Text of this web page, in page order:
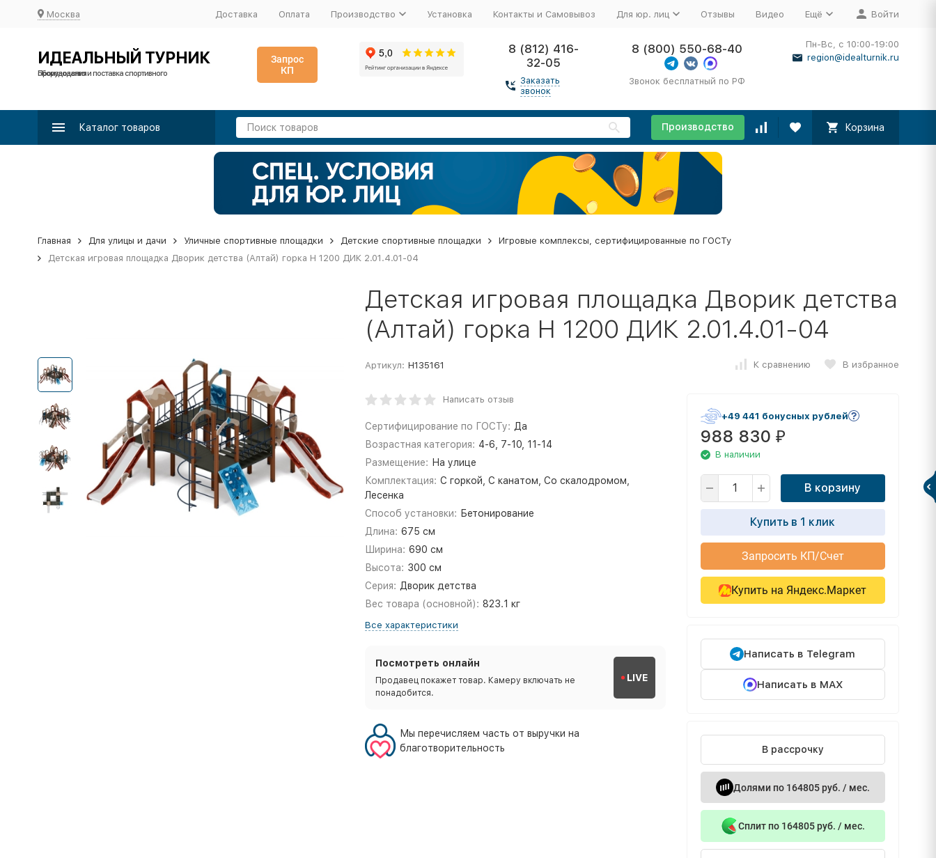
Москва Доставка Оплата Производство Установка Контакты и Самовывоз Для юр. лиц Отзывы Видео Ещё Войти
ИДЕАЛЬНЫЙ ТУРНИК
Производство и поставка спортивного оборудования
Запрос
КП
8 (812) 416-
32-05
Заказать
звонок
8 (800) 550-68-40
Звонок бесплатный по РФ
Пн-Вс, с 10:00-19:00
region@idealturnik.ru
Каталог товаров Производство Корзина
Главная Для улицы и дачи Уличные спортивные площадки Детские спортивные площадки
Игровые комплексы, сертифицированные по ГОСТу
Детская игровая площадка Дворик детства (Алтай) горка Н 1200 ДИК 2.01.4.01-04
Детская игровая площадка Дворик детства
(Алтай) горка Н 1200 ДИК 2.01.4.01-04
Артикул: Н135161 К сравнению В избранное
Написать отзыв
Сертифицирование по ГОСТу: Да
Возрастная категория: 4-6, 7-10, 11-14
Размещение: На улице
Комплектация: С горкой, С канатом, Со скалодромом,
Лесенка
Способ установки: Бетонирование
Длина: 675 см
Ширина: 690 см
Высота: 300 см
Серия: Дворик детства
Вес товара (основной): 823.1 кг
Все характеристики
Посмотреть онлайн
Продавец покажет товар. Камеру включать не
понадобится.
LIVE
Мы перечисляем часть от выручки на
благотворительность
+49 441 бонусных рублей
988 830 ₽
В наличии
В корзину
Купить в 1 клик
Запросить КП/Счет
Купить на Яндекс.Маркет
Написать в Telegram
Написать в MAX
В рассрочку
Долями по 164805 руб. / мес.
Сплит по 164805 руб. / мес.